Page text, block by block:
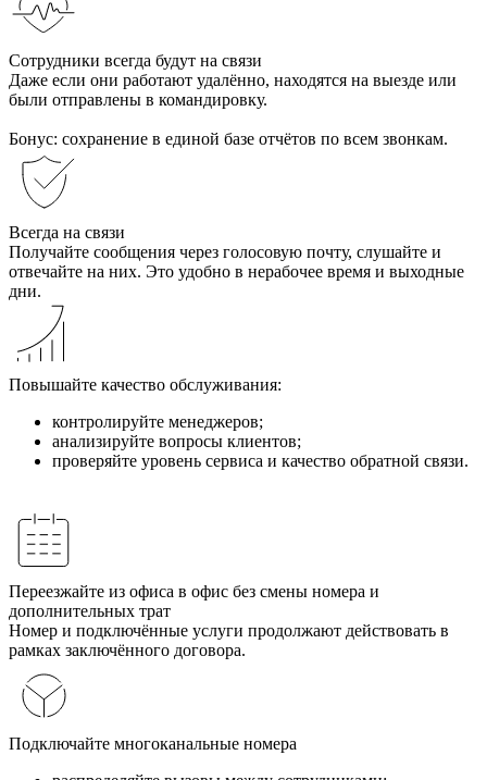
Сотрудники всегда будут на связи
Даже если они работают удалённо, находятся на выезде или
были отправлены в командировку.
Бонус: сохранение в единой базе отчётов по всем звонкам.
Всегда на связи
Получайте сообщения через голосовую почту, слушайте и
отвечайте на них. Это удобно в нерабочее время и выходные
дни.
Повышайте качество обслуживания:
контролируйте менеджеров;
анализируйте вопросы клиентов;
проверяйте уровень сервиса и качество обратной связи.
Переезжайте из офиса в офис без смены номера и
дополнительных трат
Номер и подключённые услуги продолжают действовать в
рамках заключённого договора.
Подключайте многоканальные номера